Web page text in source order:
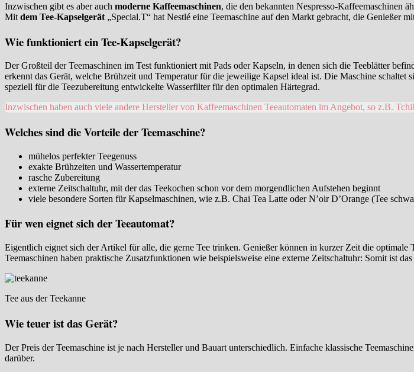
Inzwischen gibt es aber auch moderne Kaffeemaschinen, die den bekannten Nespresso-Kaffeemaschinen
Mit dem Tee-Kapselgerät „Special.T“ hat Nestlé eine Teemaschine auf den Markt gebracht, die Genießer
Wie funktioniert ein Tee-Kapselgerät?
Der Großteil der Teemaschinen im Test funktioniert mit Pads oder Kapseln, in denen sich die Teeblätter
erkennt das Gerät, welche Brühzeit und Temperatur für die jeweilige Kapsel ideal ist. Die Maschine
speziell für die Teezubereitung entwickelte Wasserfilter für den optimalen Härtegrad.
Inzwischen haben auch viele andere Hersteller von Kaffeemaschinen Teeautomaten im Angebot, so z.B.
Welches sind die Vorteile der Teemaschine?
mühelos perfekter Teegenuss
exakte Brühzeiten und Wassertemperatur
rasche Zubereitung
externe Zeitschaltuhr, mit der das Teekochen schon vor dem morgendlichen Aufstehen beginnt
viele besondere Sorten für Kapselmaschinen, wie z.B. Chai Tea Latte oder N’oir D’Orange (Tee
Für wen eignet sich der Teeautomat?
Eigentlich eignet sich der Artikel für alle, die gerne Tee trinken. Genießer können in kurzer Zeit die optimale
Teemaschinen haben praktische Zusatzfunktionen wie beispielsweise eine externe Zeitschaltuhr: Somit ist
Tee aus der Teekanne
Wie teuer ist das Gerät?
Der Preis der Teemaschine ist je nach Hersteller und Bauart unterschiedlich. Einfache klassische
darüber.